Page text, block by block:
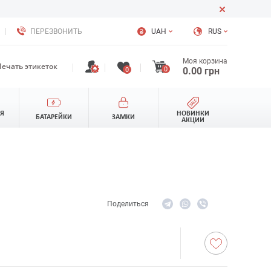
ПЕРЕЗВОНИТЬ UAH RUS
0 0
Моя корзина
0.00 грн
этикеток
БАТАРЕЙКИ ЗАМКИ
НОВИНКИ
АКЦИИ
Поделиться